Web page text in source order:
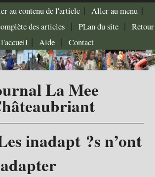
au contenu de l'article| Aller au menu|
des articles| PLan du site | Retour
| Aide| Contact
La Mee
inadapt ?s n’ont